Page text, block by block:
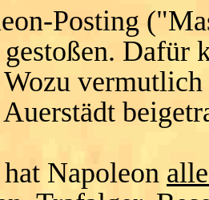
Posting
Dafür
Napoleon